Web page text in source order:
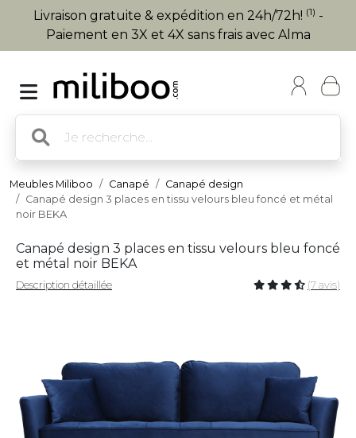
Livraison gratuite & expédition en 24h/72h! (1) -
Paiement en 3X et 4X sans frais avec Alma
Meubles Miliboo Canapé
Canapé design
Canapé design 3 places en tissu velours bleu foncé et métal
noir BEKA
Canapé design 3 places en tissu velours bleu foncé
et métal noir BEKA
Description détaillée (7 avis)